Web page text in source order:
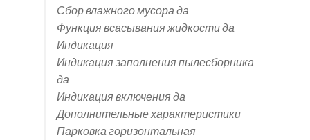
Сбор влажного мусора да
Функция всасывания жидкости да
Индикация
Индикация заполнения пылесборника
да
Индикация включения да
Дополнительные характеристики
Парковка горизонтальная